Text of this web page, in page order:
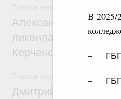
В 2025/
Александр Козлов
ликвидации
Керченском проливе
Среднее
Дмитрий